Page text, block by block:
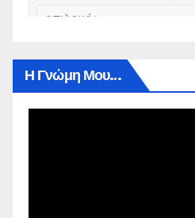
Η Γνώμη Μου…